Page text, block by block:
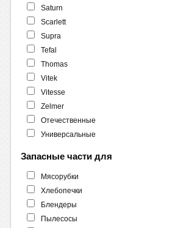
Saturn
Scarlett
Supra
Tefal
Thomas
Vitek
Vitesse
Zelmer
Отечественные
Универсальные
Запасные части для
Мясорубки
Хлебопечки
Блендеры
Пылесосы